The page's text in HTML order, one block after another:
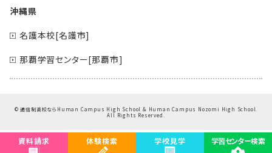
沖縄県
名護本校[名護市]
那覇学習センター[那覇市]
©通信制高校ならHuman Campus High School & Human Campus Nozomi High School.
All Rights Reserved.
資料請求 体験検索 学校見学 学習センター検索